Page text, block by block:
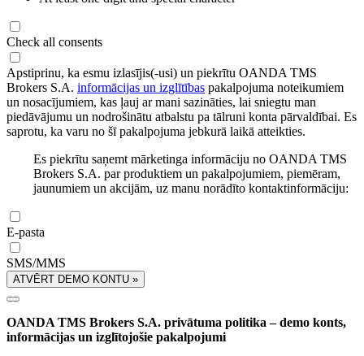
Check all consents
Apstiprinu, ka esmu izlasījis(-usi) un piekrītu OANDA TMS
Brokers S.A. informācijas un izglītības pakalpojuma noteikumiem
un nosacījumiem, kas ļauj ar mani sazināties, lai sniegtu man
piedāvājumu un nodrošinātu atbalstu pa tālruni konta pārvaldībai. Es
saprotu, ka varu no šī pakalpojuma jebkurā laikā atteikties.
Es piekrītu saņemt mārketinga informāciju no OANDA TMS
Brokers S.A. par produktiem un pakalpojumiem, piemēram,
jaunumiem un akcijām, uz manu norādīto kontaktinformāciju:
E-pasta
SMS/MMS
ATVĒRT DEMO KONTU »
OANDA TMS Brokers S.A. privātuma politika – demo konts,
informācijas un izglītojošie pakalpojumi